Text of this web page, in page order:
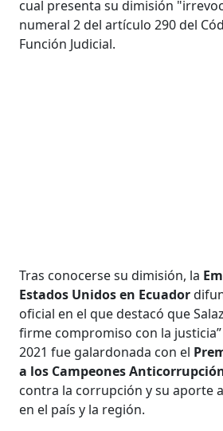
cual presenta su dimisión
numeral 2 del artículo 290 del
Función Judicial.
Tras conocerse su dimisión, la
Estados Unidos en Ecuador
oficial en el que destacó que
firme compromiso con la
2021 fue galardonada con el
a los Campeones
contra la corrupción y su aporte
en el país y la región.